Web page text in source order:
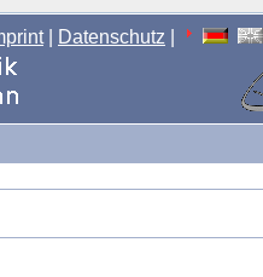
| Datenschutz